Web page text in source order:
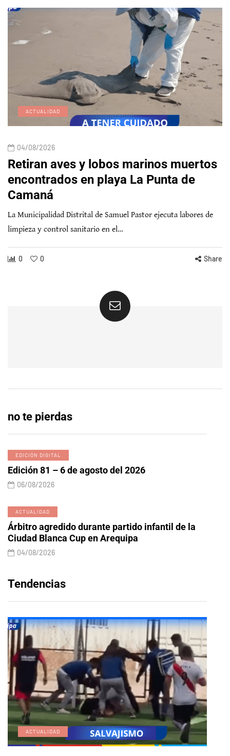
ACTUALIDAD
04/08/2026
Retiran aves y lobos marinos muertos
encontrados en playa La Punta de
Camaná
La Municipalidad Distrital de Samuel Pastor ejecuta labores de
limpieza y control sanitario en el…
0 0 Share
no te pierdas
EDICIÓN DIGITAL
Edición 81 – 6 de agosto del 2026
06/08/2026
ACTUALIDAD
Árbitro agredido durante partido infantil de la
Ciudad Blanca Cup en Arequipa
04/08/2026
Tendencias
ACTUALIDAD